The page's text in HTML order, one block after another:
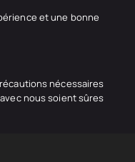
et une bonne
nécessaires
nous soient sûres